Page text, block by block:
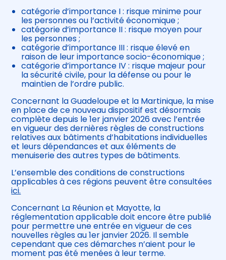
catégorie d’importance I : risque minime pour
les personnes ou l’activité économique ;
catégorie d’importance II : risque moyen pour
les personnes ;
catégorie d’importance III : risque élevé en
raison de leur importance socio-économique ;
catégorie d’importance IV : risque majeur pour
la sécurité civile, pour la défense ou pour le
maintien de l’ordre public.
Concernant la Guadeloupe et la Martinique, la mise
en place de ce nouveau dispositif est désormais
complète depuis le 1er janvier 2026 avec l’entrée
en vigueur des dernières règles de constructions
relatives aux bâtiments d’habitations individuelles
et leurs dépendances et aux éléments de
menuiserie des autres types de bâtiments.
L’ensemble des conditions de constructions
applicables à ces régions peuvent être consultées
ici.
Concernant La Réunion et Mayotte, la
réglementation applicable doit encore être publié
pour permettre une entrée en vigueur de ces
nouvelles règles au 1er janvier 2026. Il semble
cependant que ces démarches n’aient pour le
moment pas été menées à leur terme.